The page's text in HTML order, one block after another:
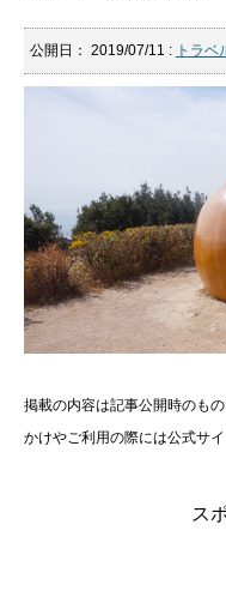
公開日： 2019/07/11 : トラベ
掲載の内容は記事公開時のも
かけやご利用の際には公式サイ
ス